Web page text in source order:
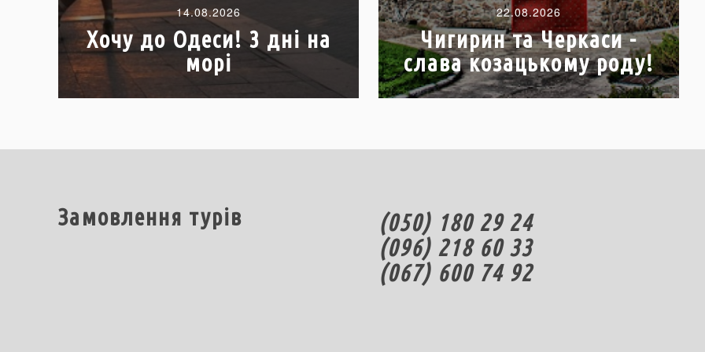
14.08.2026
Хочу до Одеси! 3 дні на
морі
22.08.2026
Чигирин та Черкаси -
слава козацькому роду!
Замовлення турів
(050) 180 29 24
(096) 218 60 33
(067) 600 74 92